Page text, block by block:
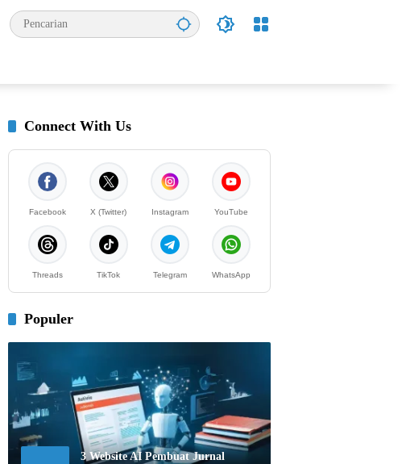
Connect With Us
Facebook X (Twitter) Instagram YouTube
Threads TikTok Telegram WhatsApp
Populer
3 Website AI Pembuat Jurnal